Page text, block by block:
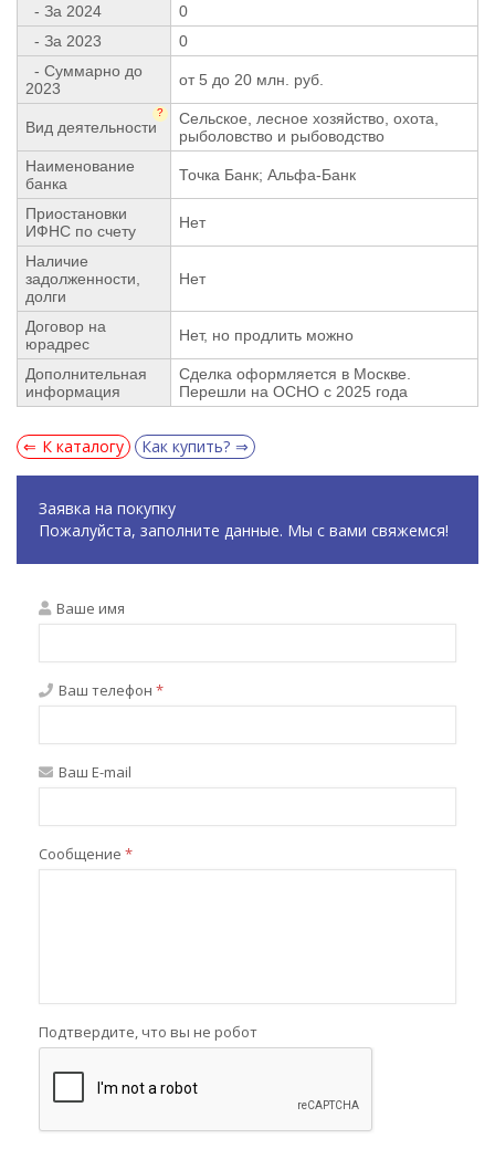
- За 2024
0
- За 2023
0
- Суммарно до
2023
от 5 до 20 млн. руб.
Вид деятельности
?
Сельское, лесное хозяйство, охота,
рыболовство и рыбоводство
Наименование
банка
Точка Банк; Альфа-Банк
Приостановки
ИФНС по счету
Нет
Наличие
задолженности,
долги
Нет
Договор на
юрадрес
Нет, но продлить можно
Дополнительная
информация
Сделка оформляется в Москве.
Перешли на ОСНО с 2025 года
К каталогу Как купить?
Заявка на покупку
Пожалуйста, заполните данные. Мы с вами свяжемся!
Ваше имя
Ваш телефон *
Ваш E-mail
Сообщение *
Подтвердите, что вы не робот